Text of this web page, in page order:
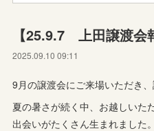
【25.9.7 上田譲渡会
2025.09.10 09:11
9月の譲渡会にご来場いただき
夏の暑さが続く中、お越しいた
出会いがたくさん生まれました。